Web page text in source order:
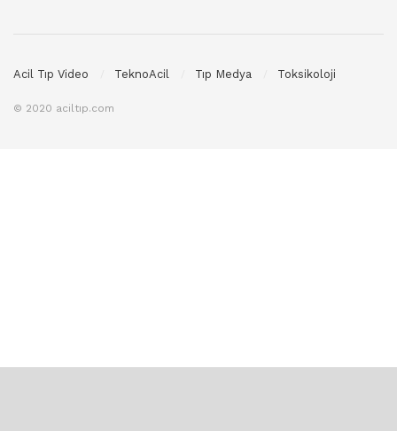
Acil Tıp Video TeknoAcil Tıp Medya Toksikoloji
© 2020 aciltıp.com